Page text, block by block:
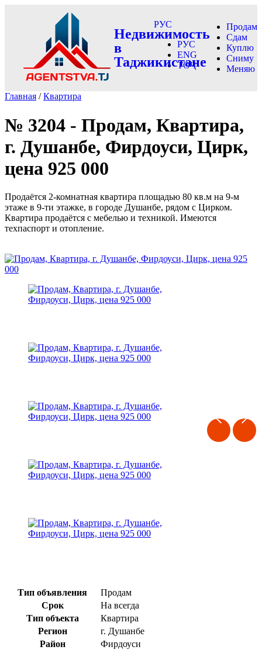
Недвижимость
в
Таджикистане
РУС
РУС
ENG
ТОҶ
Продам
Сдам
Куплю
Сниму
Меняю
Главная /Квартира
№ 3204 - Продам, Квартира,
г. Душанбе, Фирдоуси, Цирк,
цена 925 000
Продаётся 2-комнатная квартира площадью 80 кв.м на 9-м
этаже в 9-ти этажке, в городе Душанбе, рядом с Цирком.
Квартира продаётся с мебелью и техникой. Имеются
техпаспорт и отопление.
Тип объявления
Продам
Срок
На всегда
Тип объекта
Квартира
Регион
г. Душанбе
Район
Фирдоуси